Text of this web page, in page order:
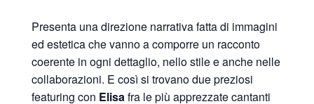
Presenta una direzione narrativa fatta di immagini
ed estetica che vanno a comporre un racconto
coerente in ogni dettaglio, nello stile e anche nelle
collaborazioni. E così si trovano due preziosi
featuring con Elisafra le più apprezzate cantanti